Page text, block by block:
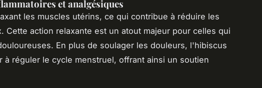
et analgésiques
les muscles utérins, ce qui contribue à réduire les
Cette action relaxante est un atout majeur pour celles qui
En plus de soulager les douleurs, l'hibiscus
à réguler le cycle menstruel, offrant ainsi un soutien